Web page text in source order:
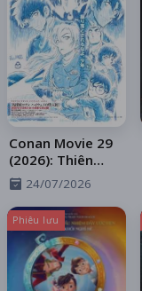
Conan Movie 29
(2026): Thiên
Thần Sa Ngã
Trên Xa Lộ
24/07/2026
Phiêu lưu